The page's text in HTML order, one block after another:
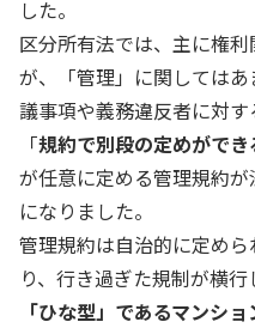
した。
区分所有法では、主に権
が、「管理」に関しては
議事項や義務違反者に対す
「規約で別段の定めができ
が任意に定める管理規約
になりました。
管理規約は自治的に定め
り、行き過ぎた規制が横行
「ひな型」であるマンシ